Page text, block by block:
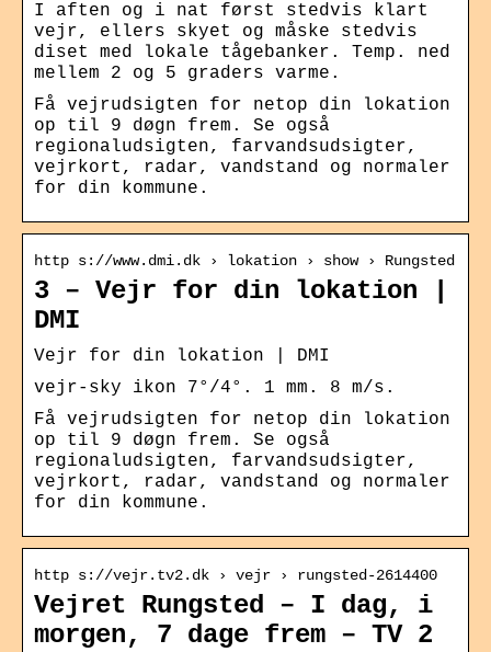
I aften og i nat først stedvis klart
vejr, ellers skyet og måske stedvis
diset med lokale tågebanker. Temp. ned
mellem 2 og 5 graders varme.
Få vejrudsigten for netop din lokation
op til 9 døgn frem. Se også
regionaludsigten, farvandsudsigter,
vejrkort, radar, vandstand og normaler
for din kommune.
http s://www.dmi.dk › lokation › show › Rungsted
3 – Vejr for din lokation |
DMI
Vejr for din lokation | DMI
vejr-sky ikon 7°/4°. 1 mm. 8 m/s.
Få vejrudsigten for netop din lokation
op til 9 døgn frem. Se også
regionaludsigten, farvandsudsigter,
vejrkort, radar, vandstand og normaler
for din kommune.
http s://vejr.tv2.dk › vejr › rungsted-2614400
Vejret Rungsted – I dag, i
morgen, 7 dage frem – TV 2